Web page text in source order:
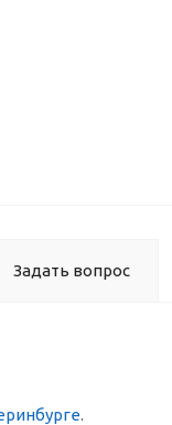
Задать вопрос
.